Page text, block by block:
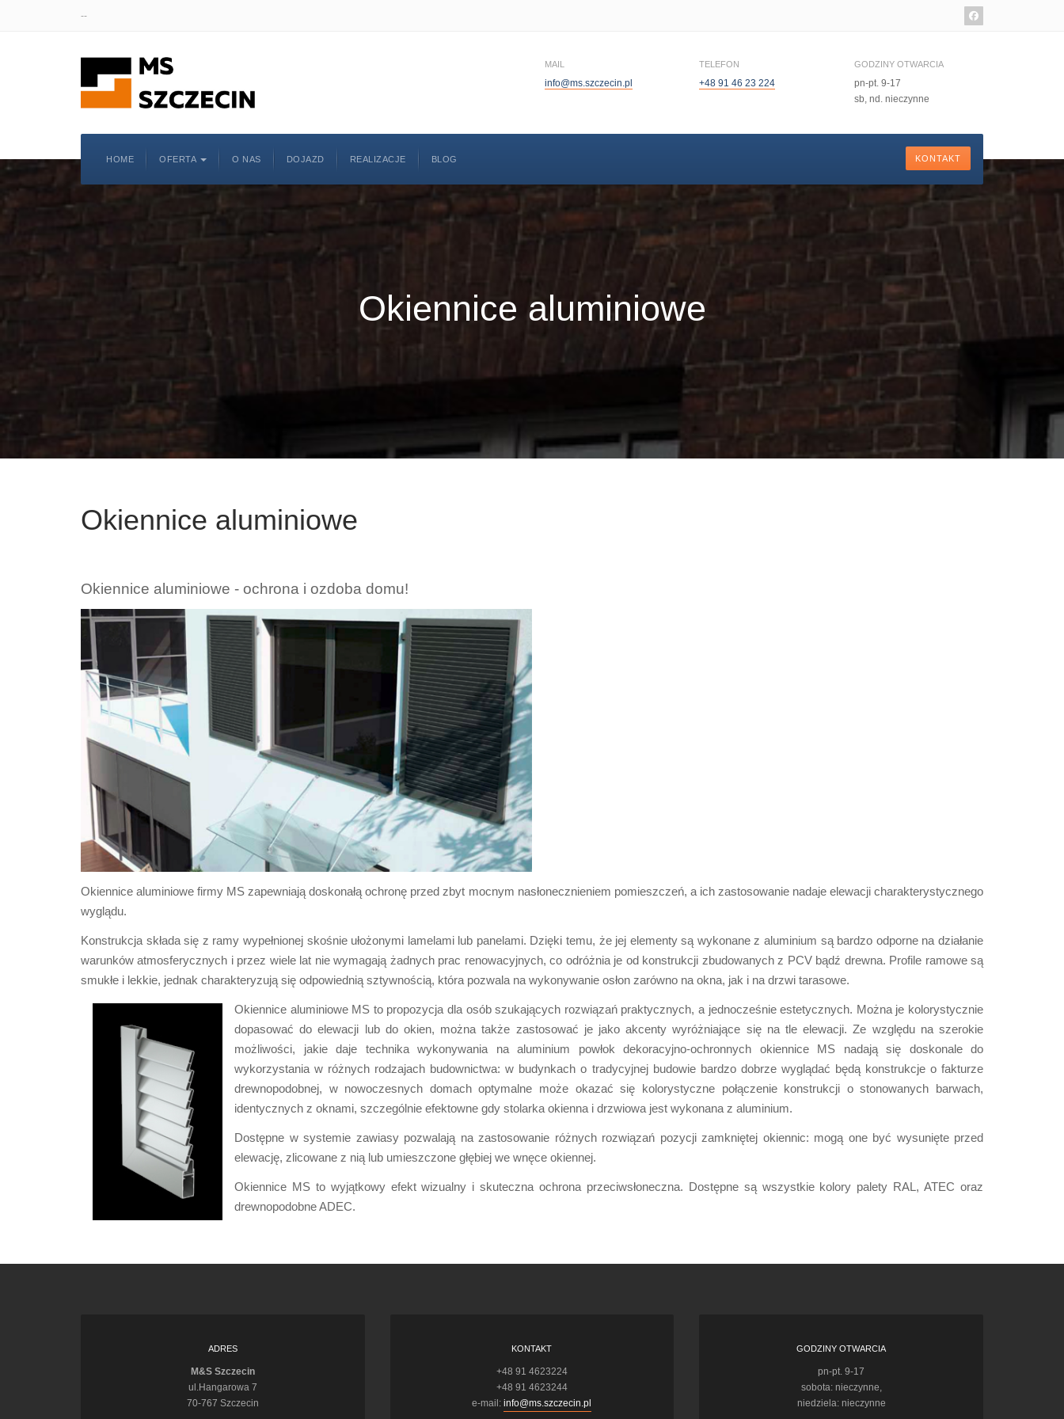
--
MAIL
info@ms.szczecin.pl
TELEFON
+48 91 46 23 224
GODZINY OTWARCIA
pn-pt. 9-17
sb, nd. nieczynne
HOME OFERTA O NAS DOJAZD REALIZACJE BLOG KONTAKT
Okiennice aluminiowe
Okiennice aluminiowe
Okiennice aluminiowe - ochrona i ozdoba domu!
Okiennice aluminiowe firmy MS zapewniają doskonałą ochronę przed zbyt mocnym nasłonecznieniem pomieszczeń, a ich zastosowanie nadaje elewacji charakterystycznego
wyglądu.
Konstrukcja składa się z ramy wypełnionej skośnie ułożonymi lamelami lub panelami. Dzięki temu, że jej elementy są wykonane z aluminium są bardzo odporne na działanie
warunków atmosferycznych i przez wiele lat nie wymagają żadnych prac renowacyjnych, co odróżnia je od konstrukcji zbudowanych z PCV bądź drewna. Profile ramowe są
smukłe i lekkie, jednak charakteryzują się odpowiednią sztywnością, która pozwala na wykonywanie osłon zarówno na okna, jak i na drzwi tarasowe.
Okiennice aluminiowe MS to propozycja dla osób szukających rozwiązań praktycznych, a jednocześnie estetycznych. Można je kolorystycznie
dopasować do elewacji lub do okien, można także zastosować je jako akcenty wyróżniające się na tle elewacji. Ze względu na szerokie
możliwości, jakie daje technika wykonywania na aluminium powłok dekoracyjno-ochronnych okiennice MS nadają się doskonale do
wykorzystania w różnych rodzajach budownictwa: w budynkach o tradycyjnej budowie bardzo dobrze wyglądać będą konstrukcje o fakturze
drewnopodobnej, w nowoczesnych domach optymalne może okazać się kolorystyczne połączenie konstrukcji o stonowanych barwach,
identycznych z oknami, szczególnie efektowne gdy stolarka okienna i drzwiowa jest wykonana z aluminium.
Dostępne w systemie zawiasy pozwalają na zastosowanie różnych rozwiązań pozycji zamkniętej okiennic: mogą one być wysunięte przed
elewację, zlicowane z nią lub umieszczone głębiej we wnęce okiennej.
Okiennice MS to wyjątkowy efekt wizualny i skuteczna ochrona przeciwsłoneczna. Dostępne są wszystkie kolory palety RAL, ATEC oraz
drewnopodobne ADEC.
ADRES
M&S Szczecin
ul.Hangarowa 7
70-767 Szczecin
KONTAKT
+48 91 4623224
+48 91 4623244
e-mail:info@ms.szczecin.pl
GODZINY OTWARCIA
pn-pt. 9-17
sobota: nieczynne,
niedziela: nieczynne